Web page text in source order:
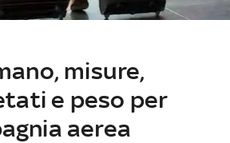
misure,
e peso per
aerea